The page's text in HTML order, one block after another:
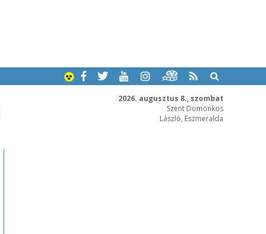
2026. augusztus 8., szombat
Szent Domonkos
László, Eszmeralda